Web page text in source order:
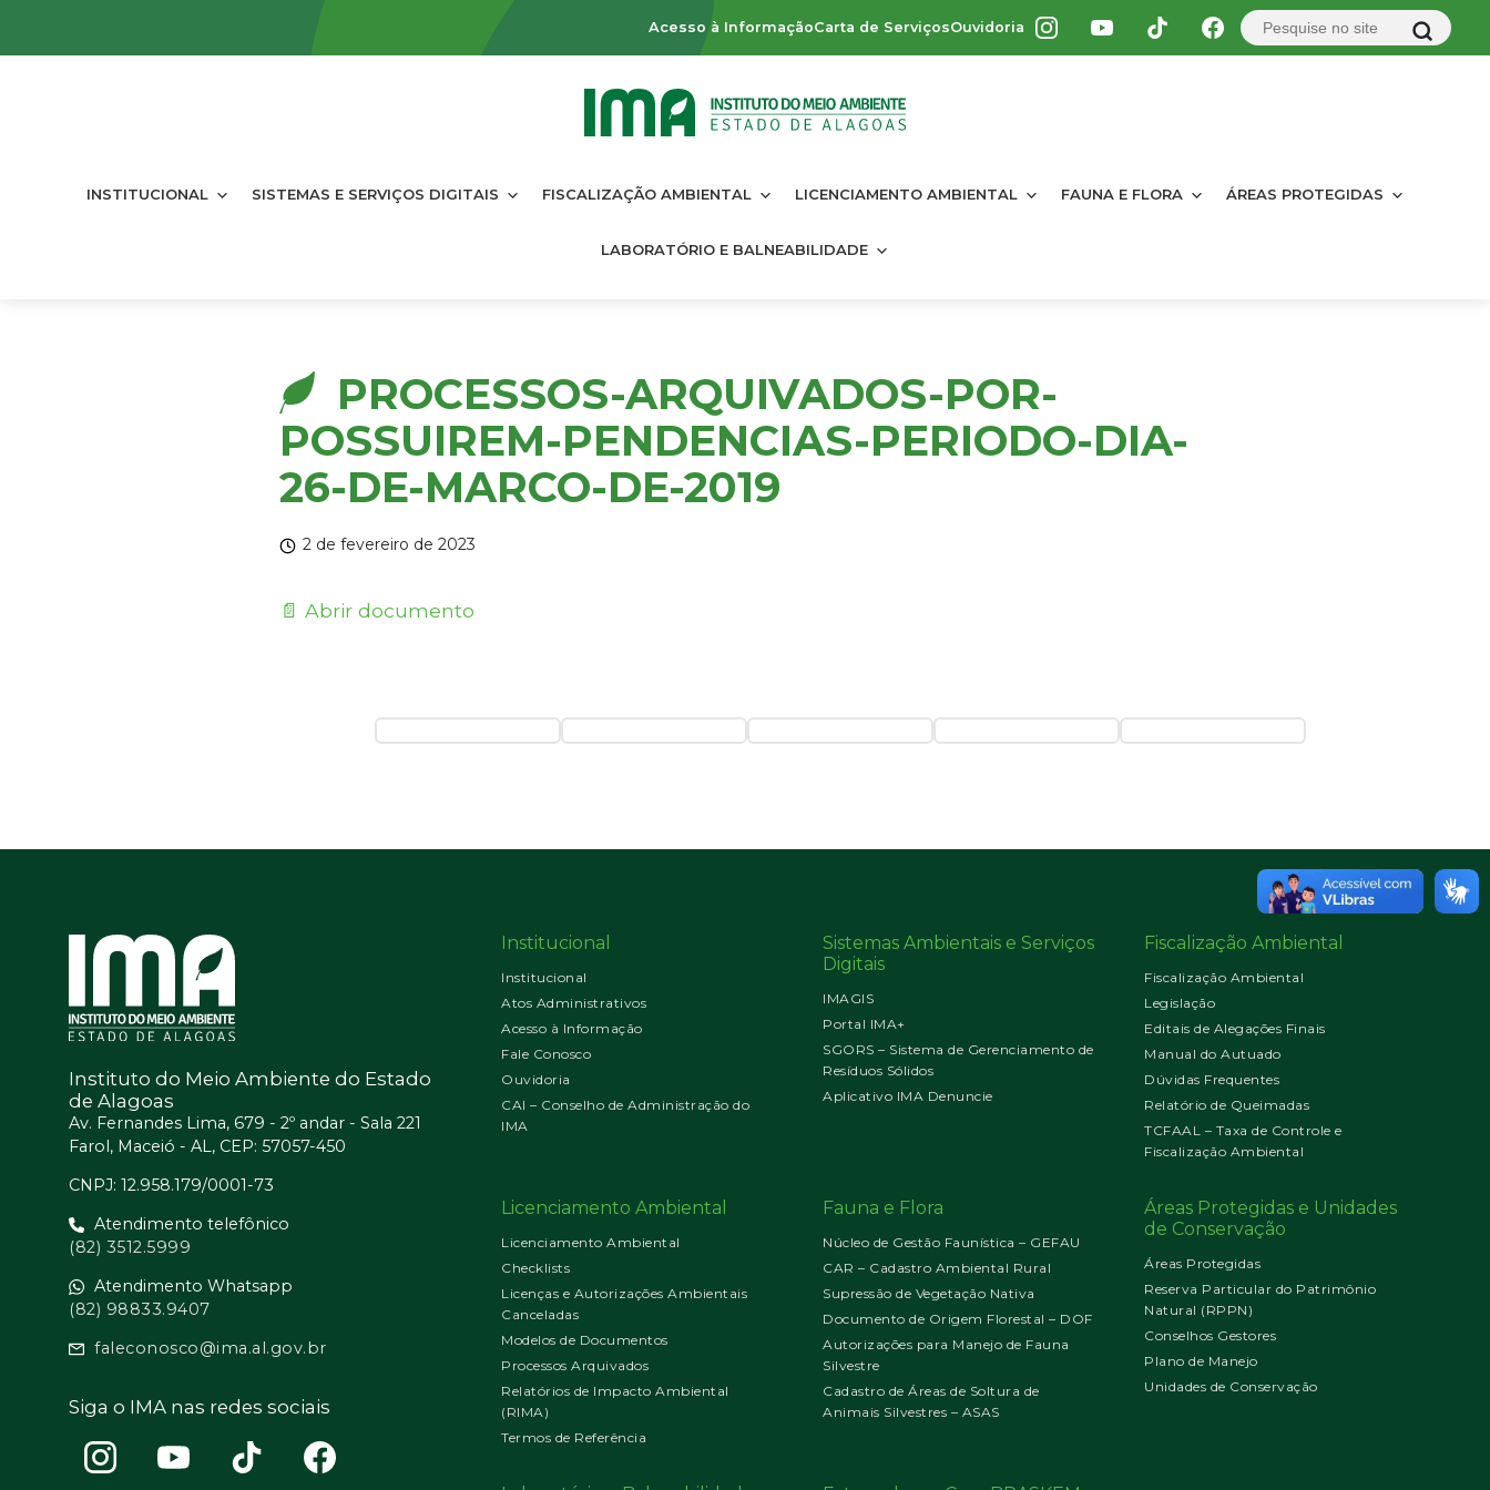
Acesso à InformaçãoCarta de ServiçosOuvidoria
INSTITUCIONAL SISTEMAS E SERVIÇOS DIGITAIS FISCALIZAÇÃO AMBIENTAL LICENCIAMENTO AMBIENTAL FAUNA E FLORA ÁREAS PROTEGIDAS
LABORATÓRIO E BALNEABILIDADE
PROCESSOS-ARQUIVADOS-POR-
POSSUIREM-PENDENCIAS-PERIODO-DIA-
26-DE-MARCO-DE-2019
2 de fevereiro de 2023
📄 Abrir documento
Instituto do Meio Ambiente do Estado
de Alagoas
Av. Fernandes Lima, 679 - 2º andar - Sala 221
Farol, Maceió - AL, CEP: 57057-450
CNPJ: 12.958.179/0001-73
Atendimento telefônico
(82) 3512.5999
Atendimento Whatsapp
(82) 98833.9407
faleconosco@ima.al.gov.br
Siga o IMA nas redes sociais
Institucional
Institucional
Atos Administrativos
Acesso à Informação
Fale Conosco
Ouvidoria
CAI – Conselho de Administração do
IMA
Sistemas Ambientais e Serviços
Digitais
IMAGIS
Portal IMA+
SGORS – Sistema de Gerenciamento de
Resíduos Sólidos
Aplicativo IMA Denuncie
Fiscalização Ambiental
Fiscalização Ambiental
Legislação
Editais de Alegações Finais
Manual do Autuado
Dúvidas Frequentes
Relatório de Queimadas
TCFAAL – Taxa de Controle e
Fiscalização Ambiental
Licenciamento Ambiental
Licenciamento Ambiental
Checklists
Licenças e Autorizações Ambientais
Canceladas
Modelos de Documentos
Processos Arquivados
Relatórios de Impacto Ambiental
(RIMA)
Termos de Referência
Fauna e Flora
Núcleo de Gestão Faunística – GEFAU
CAR – Cadastro Ambiental Rural
Supressão de Vegetação Nativa
Documento de Origem Florestal – DOF
Autorizações para Manejo de Fauna
Silvestre
Cadastro de Áreas de Soltura de
Animais Silvestres – ASAS
Áreas Protegidas e Unidades
de Conservação
Áreas Protegidas
Reserva Particular do Patrimônio
Natural (RPPN)
Conselhos Gestores
Plano de Manejo
Unidades de Conservação